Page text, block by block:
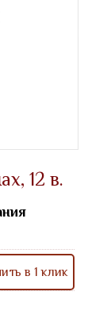
12 в.
в 1 клик